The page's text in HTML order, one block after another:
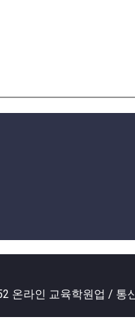
온라인 교육학원업 / 통